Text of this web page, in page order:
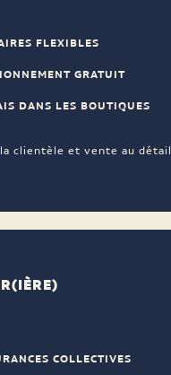
FLEXIBLES
GRATUIT
DANS LES BOUTIQUES
clientèle et vente au détail
COLLECTIVES